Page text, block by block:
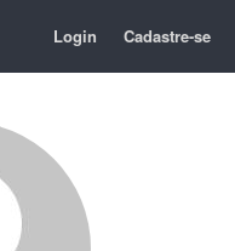
Login Cadastre-se